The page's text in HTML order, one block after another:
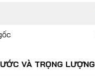
VÀ TRỌNG LƯỢNG